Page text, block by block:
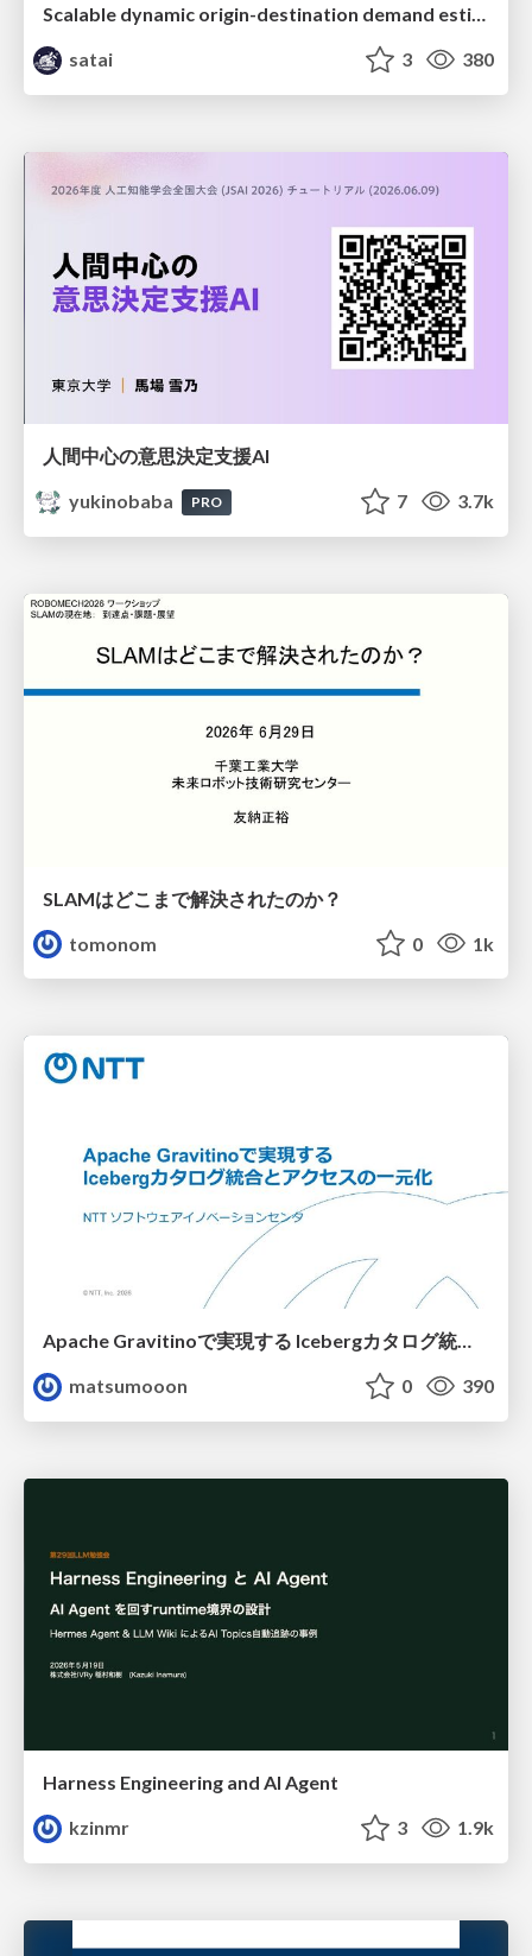
satai
3 380
人間中心の意思決定支援AI
yukinobaba
PRO 7 3.7k
SLAMはどこまで解決されたのか？
tomonom
0 1k
Apache Gravitinoで実現する Icebergカタログ統合とアクセスの一元化
matsumooon
0 390
Harness Engineering and Al Agent
kzinmr
3 1.9k